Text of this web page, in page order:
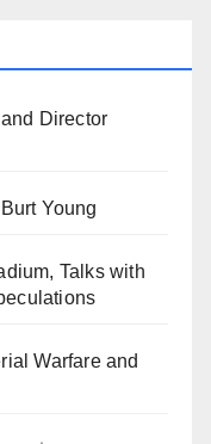
Director
Young
Talks with
Warfare and